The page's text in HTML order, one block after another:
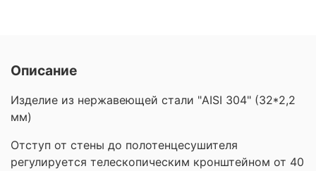
Описание
Изделие из нержавеющей стали "AISI 304" (32*2,2
мм)
Отступ от стены до полотенцесушителя
регулируется телескопическим кронштейном от 40